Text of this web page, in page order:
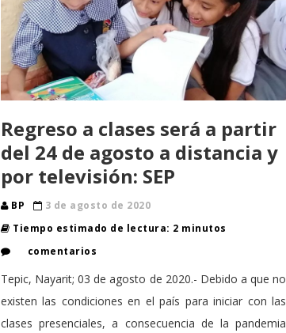
Regreso a clases será a partir
del 24 de agosto a distancia y
por televisión: SEP
BP
3 de agosto de 2020
Tiempo estimado de lectura: 2 minutos
comentarios
Tepic, Nayarit; 03 de agosto de 2020.- Debido a que no
existen las condiciones en el país para iniciar con las
clases presenciales, a consecuencia de la pandemia